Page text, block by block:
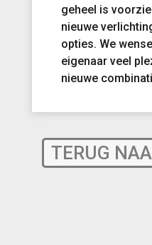
geheel is
nieuwe
opties. We
eigenaar veel
nieuwe
TERUG